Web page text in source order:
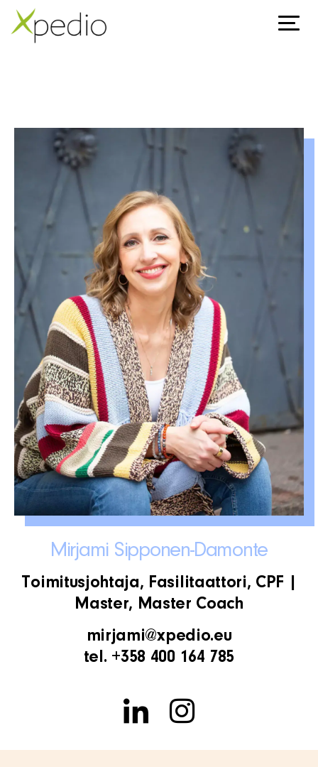
Mirjami Sipponen-Damonte
Toimitusjohtaja, Fasilitaattori, CPF |
Master, Master Coach
mirjami@xpedio.eu
tel. +358 400 164 785